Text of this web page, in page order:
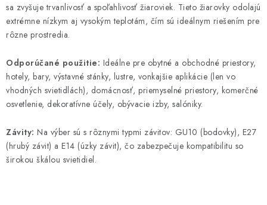
sa zvyšuje trvanlivosť a spoľahlivosť žiaroviek. Tieto žiarovky odolajú
extrémne nízkym aj vysokým teplotám, čím sú ideálnym riešením pre
rôzne prostredia.
Odporúčané použitie: Ideálne pre obytné a obchodné priestory,
hotely, bary, výstavné stánky, lustre, vonkajšie aplikácie (len vo
vhodných svietidlách), domácnosť, priemyselné priestory, komerčné
osvetlenie, dekoratívne účely, obývacie izby, salóniky.
Závity: Na výber sú s rôznymi typmi závitov: GU10 (bodovky), E27
(hrubý závit) a E14 (úzky závit), čo zabezpečuje kompatibilitu so
širokou škálou svietidiel.